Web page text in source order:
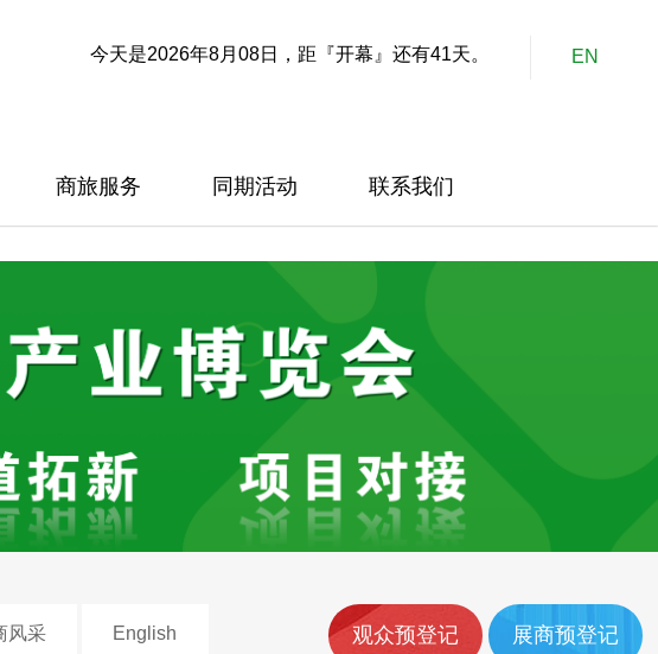
EN
今天是2026年8月08日，距『开幕』还有41天。
商旅服务 同期活动 联系我们
风采 English 观众预登记 展商预登记